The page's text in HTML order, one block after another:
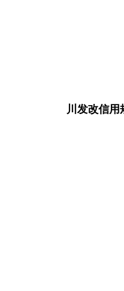
川发改信用